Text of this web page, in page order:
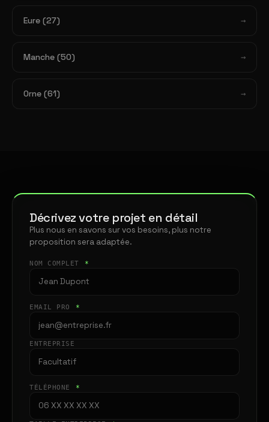
Eure (27)
Manche (50)
Orne (61)
Décrivez votre projet en détail
Plus nous en savons sur vos besoins, plus notre
proposition sera adaptée.
NOM COMPLET *
EMAIL PRO *
ENTREPRISE
TÉLÉPHONE *